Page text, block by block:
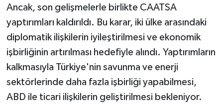
Ancak, son gelişmelerle birlikte CAATSA
yaptırımları kaldırıldı. Bu karar, iki ülke arasındaki
diplomatik ilişkilerin iyileştirilmesi ve ekonomik
işbirliğinin artırılması hedefiyle alındı. Yaptırımların
kalkmasıyla Türkiye'nin savunma ve enerji
sektörlerinde daha fazla işbirliği yapabilmesi,
ABD ile ticari ilişkilerin geliştirilmesi bekleniyor.